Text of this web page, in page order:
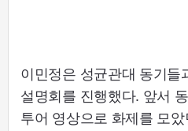
이민정은 성균관대 동기들
설명회를 진행했다. 앞서
투어 영상으로 화제를 모